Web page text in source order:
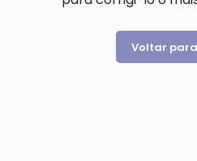
Voltar